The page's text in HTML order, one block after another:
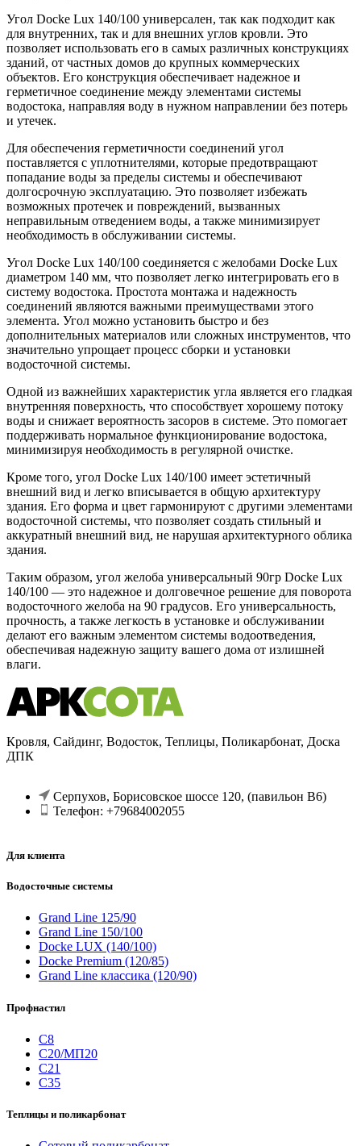
Угол Docke Lux 140/100 универсален, так как подходит как
для внутренних, так и для внешних углов кровли. Это
позволяет использовать его в самых различных конструкциях
зданий, от частных домов до крупных коммерческих
объектов. Его конструкция обеспечивает надежное и
герметичное соединение между элементами системы
водостока, направляя воду в нужном направлении без потерь
и утечек.
Для обеспечения герметичности соединений угол
поставляется с уплотнителями, которые предотвращают
попадание воды за пределы системы и обеспечивают
долгосрочную эксплуатацию. Это позволяет избежать
возможных протечек и повреждений, вызванных
неправильным отведением воды, а также минимизирует
необходимость в обслуживании системы.
Угол Docke Lux 140/100 соединяется с желобами Docke Lux
диаметром 140 мм, что позволяет легко интегрировать его в
систему водостока. Простота монтажа и надежность
соединений являются важными преимуществами этого
элемента. Угол можно установить быстро и без
дополнительных материалов или сложных инструментов, что
значительно упрощает процесс сборки и установки
водосточной системы.
Одной из важнейших характеристик угла является его гладкая
внутренняя поверхность, что способствует хорошему потоку
воды и снижает вероятность засоров в системе. Это помогает
поддерживать нормальное функционирование водостока,
минимизируя необходимость в регулярной очистке.
Кроме того, угол Docke Lux 140/100 имеет эстетичный
внешний вид и легко вписывается в общую архитектуру
здания. Его форма и цвет гармонируют с другими элементами
водосточной системы, что позволяет создать стильный и
аккуратный внешний вид, не нарушая архитектурного облика
здания.
Таким образом, угол желоба универсальный 90гр Docke Lux
140/100 — это надежное и долговечное решение для поворота
водосточного желоба на 90 градусов. Его универсальность,
прочность, а также легкость в установке и обслуживании
делают его важным элементом системы водоотведения,
обеспечивая надежную защиту вашего дома от излишней
влаги.
Кровля, Сайдинг, Водосток, Теплицы, Поликарбонат, Доска
ДПК
Серпухов, Борисовское шоссе 120, (павильон В6)
Телефон: +79684002055
Для клиента
Водосточные системы
Grand Line 125/90
Grand Line 150/100
Docke LUX (140/100)
Docke Premium (120/85)
Grand Line классика (120/90)
Профнастил
С8
С20/МП20
С21
С35
Теплицы и поликарбонат